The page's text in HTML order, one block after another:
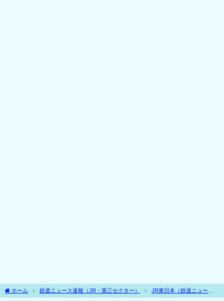
ホーム 鉄道ニュース速報（JR・第三セクター）
JR東日本（鉄道ニュース
速報 東日本）
青い日光号⁉253系成田エクスプレスではならなかった青が日光・